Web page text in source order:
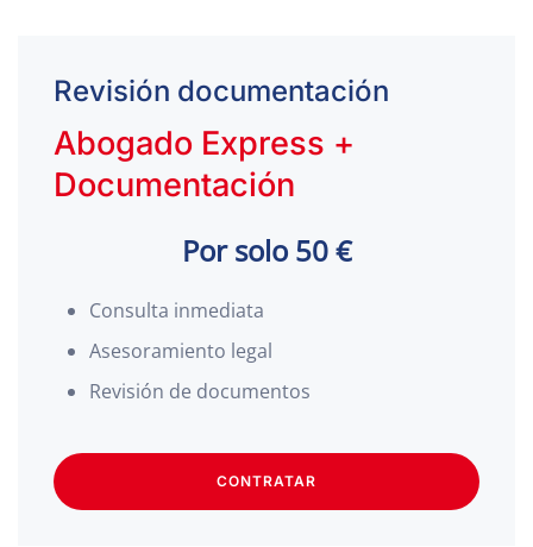
Revisión documentación
Abogado Express +
Documentación
Por solo 50 €
Consulta inmediata
Asesoramiento legal
Revisión de documentos
CONTRATAR